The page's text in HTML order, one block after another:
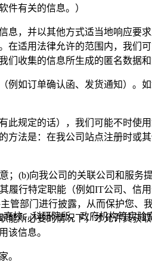
校、科研院所、政府机构等实
件有关的信息。）
，并以其他方式适当地响应要
适用法律允许的范围内，我们
收集的信息所生成的匿名数据和
如订单确认函、发货通知）。
规定的话），我们可能不时使
法是：在我公司站点注册时或
(b)向我公司的关联公司和服务
行特定职能（例如IT公司、信
管部门进行披露，从而保护您、
所必要的情况下，才允许其获
该信息。
。